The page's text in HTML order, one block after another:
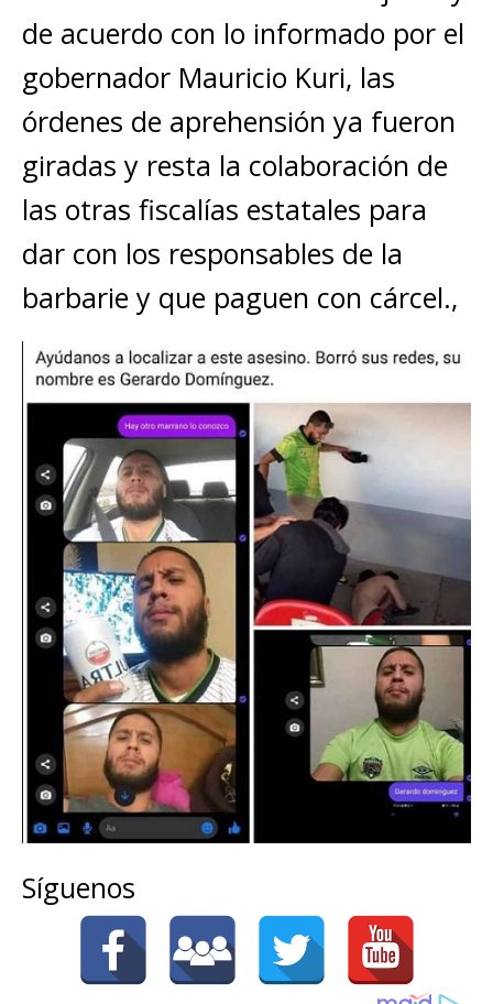
de acuerdo con lo informado por el
gobernador Mauricio Kuri, las
órdenes de aprehensión ya fueron
giradas y resta la colaboración de
las otras fiscalías estatales para
dar con los responsables de la
barbarie y que paguen con cárcel.,
Síguenos